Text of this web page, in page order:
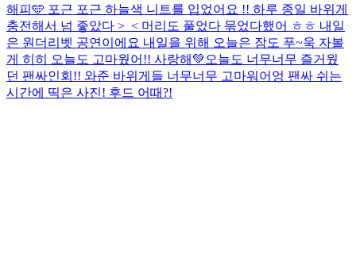
해피🩵 포근 포근 하늘색 니트를 입었어요 !! 하루 종일 바위게
충전해서 넘 좋았다 >_< 머리도 풀었다 묶었다했어 ㅎㅎ 내일
은 원더리벳 공연이에요 내일을 위해 오늘은 잠도 푸~욱 자볼
게 히히 오늘도 고마웠어!! 사랑해💚 오늘도 너무너무 즐거웠
던 팬싸인회!! 와준 바위게들 너무너무 고마워어엉 팬싸 쉬는
시간에 띡은 사진! 후드 어때?!